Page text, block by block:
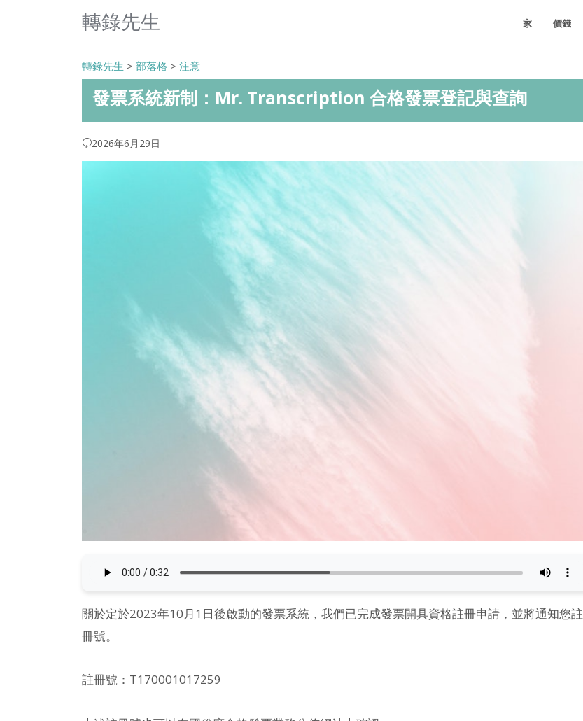
轉錄先生 家 價錢
轉錄先生 > 部落格 > 注意
發票系統新制：Mr. Transcription 合格發票登記與查詢
2026年6月29日
關於定於2023年10月1日後啟動的發票系統，我們已完成發票開具資格註冊申請，並將通知您註
冊號。
註冊號：T170001017259